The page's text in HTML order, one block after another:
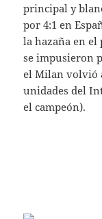
principal y
por 4:1 en
la hazaña en
se impusieron
el Milan volvió
unidades del
el campeón).